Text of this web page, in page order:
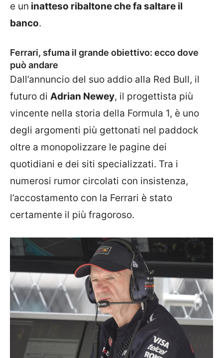
e un inatteso ribaltone che fa saltare il
banco.
Ferrari, sfuma il grande obiettivo: ecco dove
può andare
Dall’annuncio del suo addio alla Red Bull, il
futuro di Adrian Newey, il progettista più
vincente nella storia della Formula 1, è uno
degli argomenti più gettonati nel paddock
oltre a monopolizzare le pagine dei
quotidiani e dei siti specializzati. Tra i
numerosi rumor circolati con insistenza,
l’accostamento con la Ferrari è stato
certamente il più fragoroso.